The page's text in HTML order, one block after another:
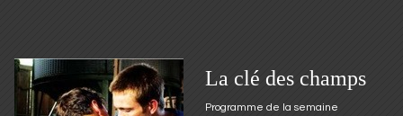
La clé des champs
Programme de la semaine